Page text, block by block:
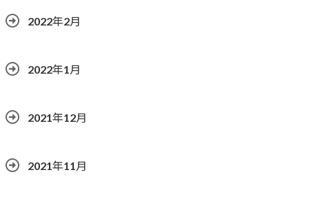
2022年2月
2022年1月
2021年12月
2021年11月